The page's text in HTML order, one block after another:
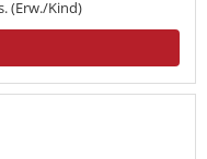
(Erw./Kind)